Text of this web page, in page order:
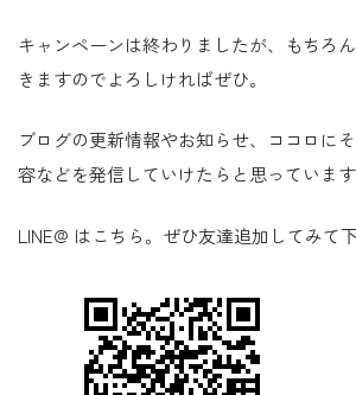
キャンペーンは終わりましたが、もちろ
きますのでよろしければぜひ。
ブログの更新情報やお知らせ、ココロに
容などを発信していけたらと思っています
LINE@ はこちら。ぜひ友達追加してみて下